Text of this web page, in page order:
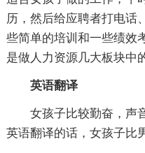
历，然后给应聘者打电话
些简单的培训和一些绩效
是做人力资源几大板块中
英语翻译
女孩子比较勤奋，声
英语翻译的话，女孩子比